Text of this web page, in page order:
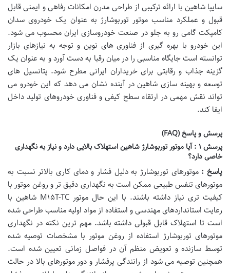
سایپا شاهین با ارائه ترکیبی از طراحی مدرن امکانات رفاهی و ایمنی قابل
قبول و عملکرد مناسب موتور توربوشارژ به عنوان یک خودروی سدان
کامپکت گامی رو به جلو در صنعت خودروسازی ایران محسوب می شود.
این خودرو با بهره گیری از فناوری های نوین و توجه به نیازهای بازار
توانسته است جایگاه مناسبی را در میان رقبا به دست آورد و به عنوان یک
گزینه جذاب و رقابتی برای خریداران ایرانی مطرح شود. پتانسیل های
توسعه و بهینه سازی شاهین در آینده نشان می دهد که این خودرو می
تواند نقش مهمی در ارتقاء سطح کیفی و فناوری خودروهای تولید داخل
ایفا کند.
پرسش و پاسخ (FAQ)
پرسش ۱ : آیا موتور توربوشارژ شاهین استهلاک بالایی دارد و نیاز به نگهداری
خاصی دارد؟
پاسخ :موتورهای توربوشارژ به دلیل فشار و دمای کاری بالاتر نسبت به
موتورهای تنفس طبیعی ممکن است به نگهداری دقیق تر و روغن موتور با
کیفیت تری نیاز داشته باشند. با این حال موتور M۱۵T-TC شاهین با
رعایت استانداردهای مهندسی و استفاده از مواد اولیه مناسب طراحی شده
است تا استهلاک قابل قبولی داشته باشد. مهم ترین نکته در نگهداری
موتورهای توربوشارژ استفاده از روغن موتور با مشخصات توصیه شده
توسط سازنده و تعویض منظم آن در فواصل زمانی تعیین شده است.
همچنین توصیه می شود از رانندگی پرفشار و دور موتورهای بالا در حالت